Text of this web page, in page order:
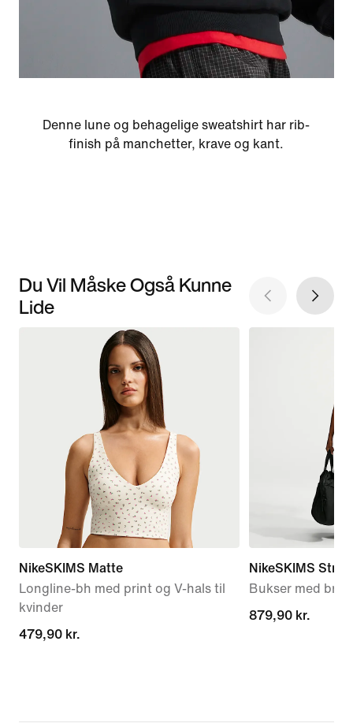
Denne lune og behagelige sweatshirt har rib-
finish på manchetter, krave og kant.
Du Vil Måske Også Kunne
Lide
NikeSKIMS Matte
Longline-bh med print og V-hals til
kvinder
479,90 kr.
479,90 kr.
NikeSKIMS
Bukser med
879,90 kr.
879,90 kr.